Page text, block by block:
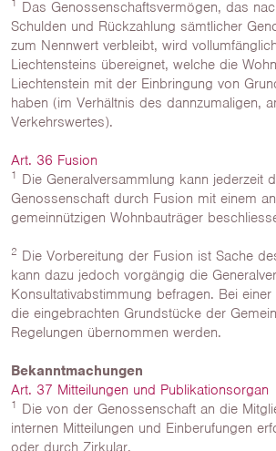
Das Genossenschaftsvermögen, das
Schulden und Rückzahlung sämtlicher
zum Nennwert verbleibt, wird
Liechtensteins übereignet, welche die
Liechtenstein mit der Einbringung von
haben (im Verhältnis des dannzumaligen,
Verkehrswertes).
Art. 36 Fusion
1 Die Generalversammlung kann jederzeit
Genossenschaft durch Fusion mit einem
gemeinnützigen Wohnbauträger
2 Die Vorbereitung der Fusion ist Sache
kann dazu jedoch vorgängig die
Konsultativabstimmung befragen. Bei
die eingebrachten Grundstücke der
Regelungen übernommen werden.
Bekanntmachungen
Art. 37 Mitteilungen und Publikationsorgan
1 Die von der Genossenschaft an die
internen Mitteilungen und Einberufungen
oder durch Zirkular.